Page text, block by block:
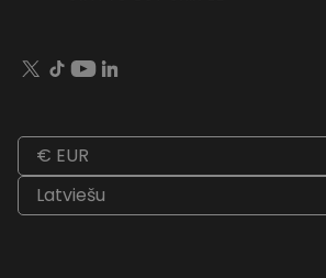
€ EUR
Latviešu